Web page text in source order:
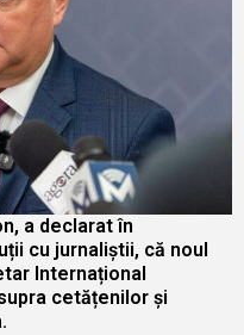
a declarat în
cu jurnaliștii, că noul
Internațional
cetățenilor și